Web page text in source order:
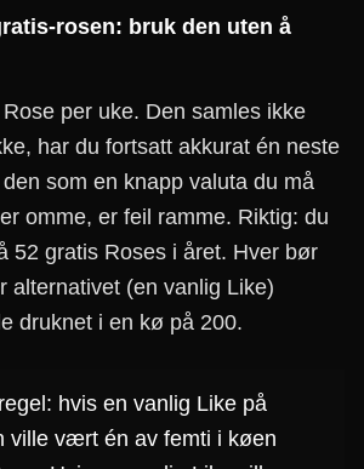
rosen: bruk den uten å
per uke. Den samles ikke
har du fortsatt akkurat én neste
som en knapp valuta du må
omme, er feil ramme. Riktig: du
52 gratis Roses i året. Hver bør
alternativet (en vanlig Like)
druknet i en kø på 200.
hvis en vanlig Like på
ville vært én av femti i køen